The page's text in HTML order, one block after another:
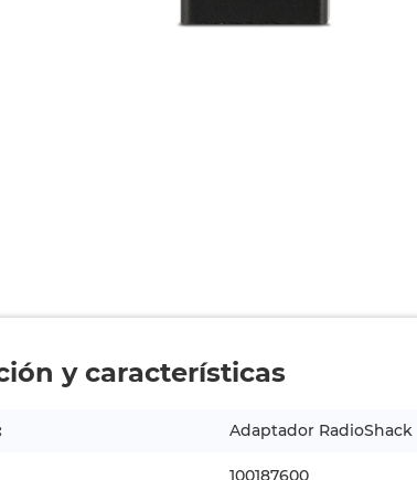
y características
Adaptador RadioShack
100187600